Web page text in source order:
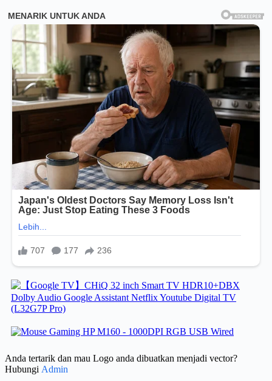
Anda tertarik dan mau Logo anda dibuatkan menjadi vector?
Hubungi Admin